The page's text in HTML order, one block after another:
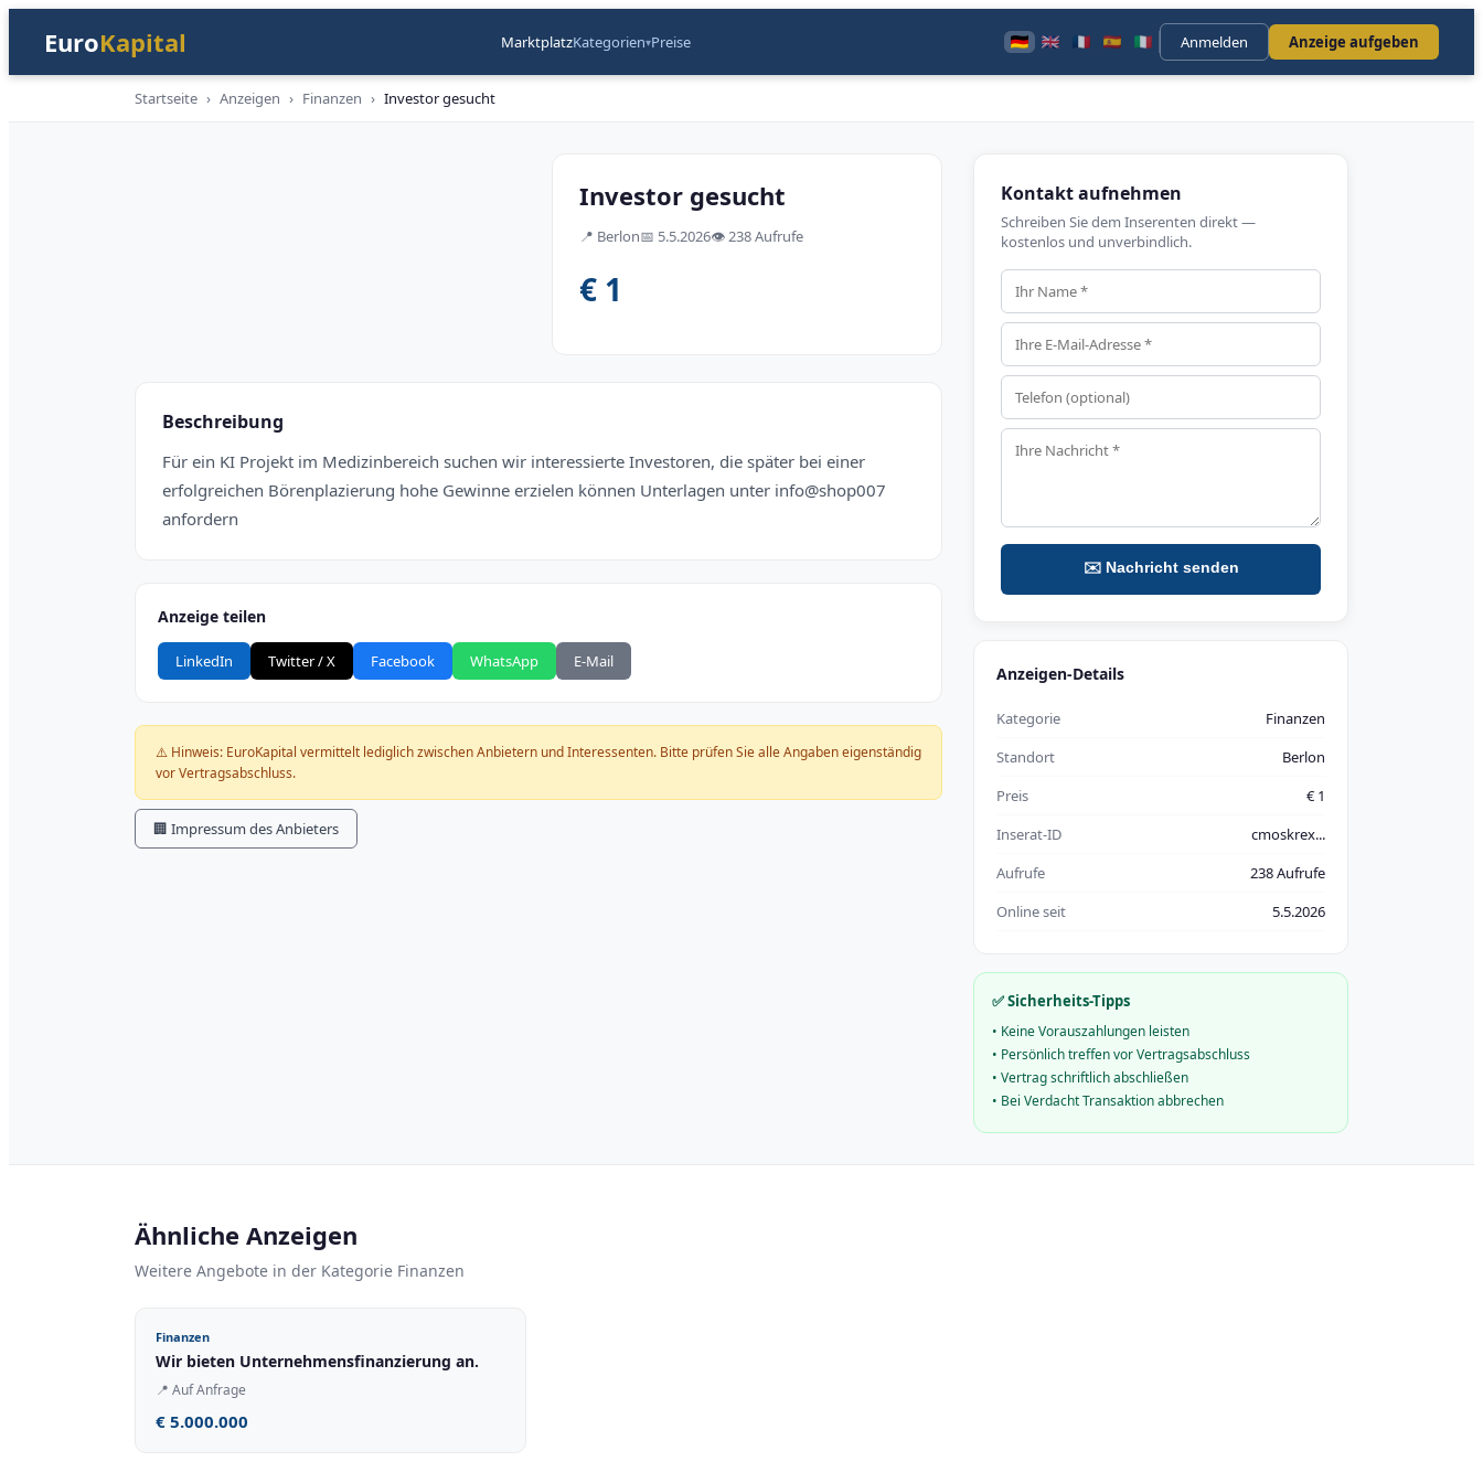
EuroKapital MarktplatzKategorien▾Preise Anmelden Anzeige aufgeben
Startseite › Anzeigen › Finanzen › Investor gesucht
Investor gesucht
📍 Berlon📅 5.5.2026👁️238 Aufrufe
€ 1
Beschreibung
Für ein KI Projekt im Medizinbereich suchen wir interessierte Investoren, die später bei einer
erfolgreichen Börenplazierung hohe Gewinne erzielen können Unterlagen unter info@shop007
anfordern
Anzeige teilen
LinkedIn Twitter / X Facebook WhatsApp E-Mail
⚠️ Hinweis: EuroKapital vermittelt lediglich zwischen Anbietern und Interessenten. Bitte prüfen Sie alle Angaben eigenständig
vor Vertragsabschluss.
🏢 Impressum des Anbieters
Kontakt aufnehmen
Schreiben Sie dem Inserenten direkt —
kostenlos und unverbindlich.
✉️ Nachricht senden
Anzeigen-Details
Kategorie
Finanzen
Standort
Berlon
Preis
€ 1
Inserat-ID
cmoskrex...
Aufrufe
238 Aufrufe
Online seit
5.5.2026
✅ Sicherheits-Tipps
• Keine Vorauszahlungen leisten
• Persönlich treffen vor Vertragsabschluss
• Vertrag schriftlich abschließen
• Bei Verdacht Transaktion abbrechen
Ähnliche Anzeigen
Weitere Angebote in der Kategorie Finanzen
Finanzen
Wir bieten Unternehmensfinanzierung an.
📍 Auf Anfrage
€ 5.000.000